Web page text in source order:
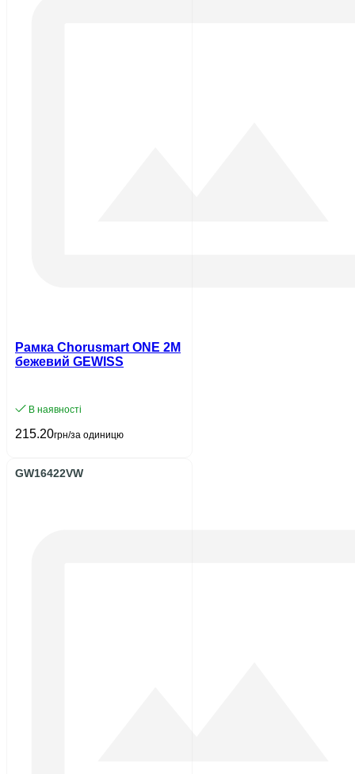
Рамка Chorusmart ONE 2M
бежевий GEWISS
В наявності
215.20грн/за одиницю
GW16422VW